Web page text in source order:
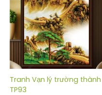
Tranh Vạn lý trường thành
TP93